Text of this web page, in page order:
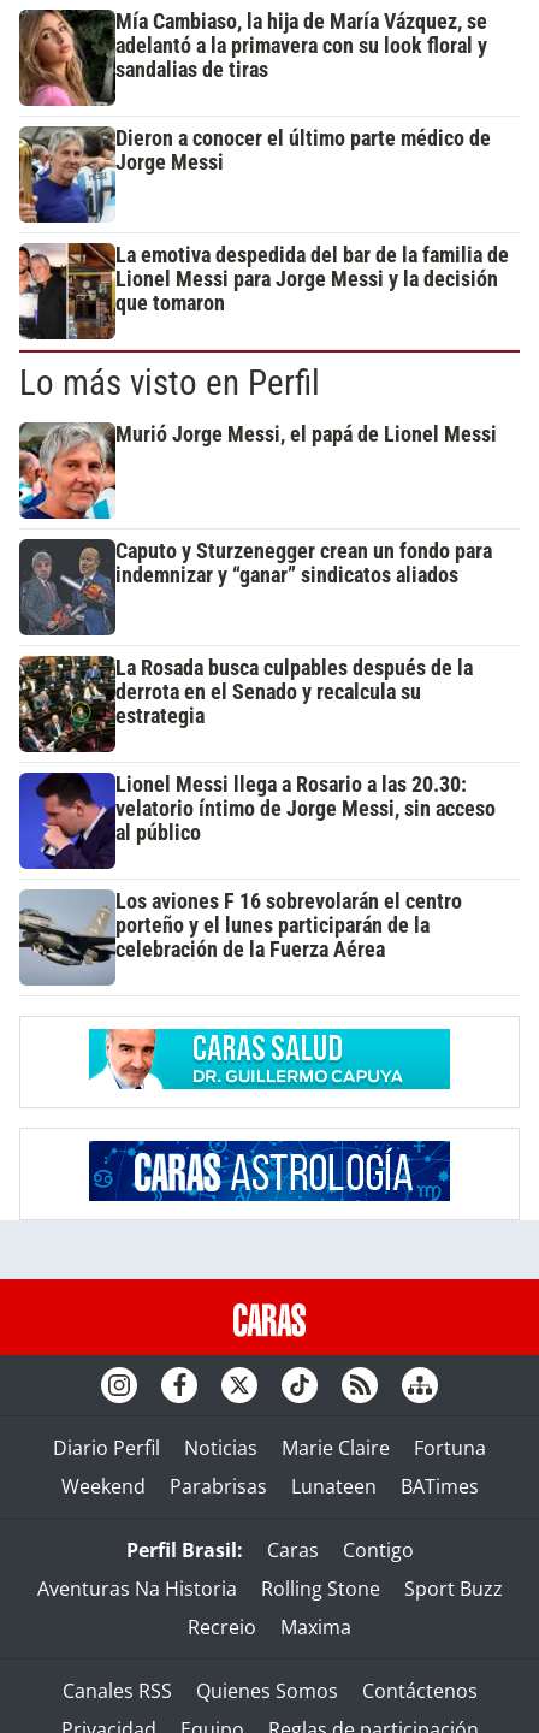
Mía Cambiaso, la hija de María Vázquez, se
adelantó a la primavera con su look floral y
sandalias de tiras
Dieron a conocer el último parte médico de
Jorge Messi
La emotiva despedida del bar de la familia de
Lionel Messi para Jorge Messi y la decisión
que tomaron
Lo más visto en Perfil
Murió Jorge Messi, el papá de Lionel Messi
Caputo y Sturzenegger crean un fondo para
indemnizar y “ganar” sindicatos aliados
La Rosada busca culpables después de la
derrota en el Senado y recalcula su
estrategia
Lionel Messi llega a Rosario a las 20.30:
velatorio íntimo de Jorge Messi, sin acceso
al público
Los aviones F 16 sobrevolarán el centro
porteño y el lunes participarán de la
celebración de la Fuerza Aérea
Diario Perfil Noticias Marie Claire
Fortuna
Weekend
Parabrisas Lunateen BATimes
Perfil Brasil: Caras
Contigo
Aventuras Na Historia
Rolling Stone
Sport Buzz
Recreio
Maxima
Canales RSS Quienes Somos
Contáctenos